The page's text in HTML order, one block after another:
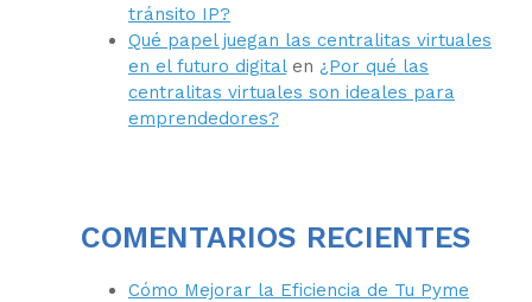
tránsito IP?
Qué papel juegan las centralitas virtuales
en el futuro digitalen ¿Por qué las
centralitas virtuales son ideales para
emprendedores?
COMENTARIOS RECIENTES
Cómo Mejorar la Eficiencia de Tu Pyme